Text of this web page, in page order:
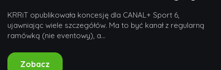
KRRiT opublikowała koncesję dla CANAL+ Sport 6,
ujawniając wiele szczegółów. Ma to być kanał z regularną
ramówką (nie eventowy), a...
Zobacz